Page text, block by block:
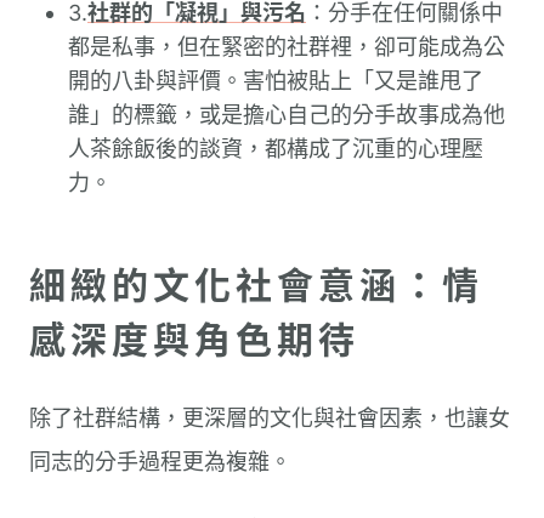
3.社群的「凝視」與污名 ：分手在任何關係中
都是私事，但在緊密的社群裡，卻可能成為公
開的八卦與評價。害怕被貼上「又是誰甩了
誰」的標籤，或是擔心自己的分手故事成為他
人茶餘飯後的談資，都構成了沉重的心理壓
力。
細緻的文化社會意涵：情
感深度與角色期待
除了社群結構，更深層的文化與社會因素，也讓女
同志的分手過程更為複雜。